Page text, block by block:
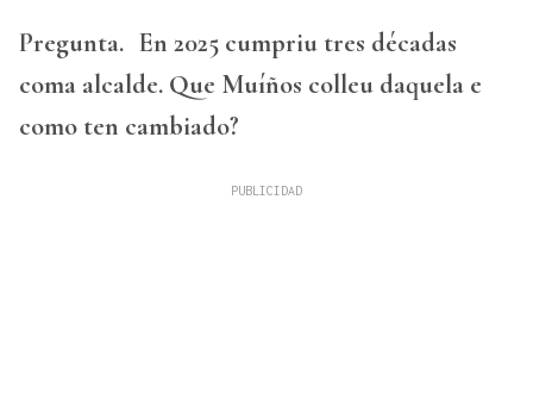
Pregunta. En 2025 cumpriu tres décadas
coma alcalde. Que Muíños colleu daquela e
como ten cambiado?